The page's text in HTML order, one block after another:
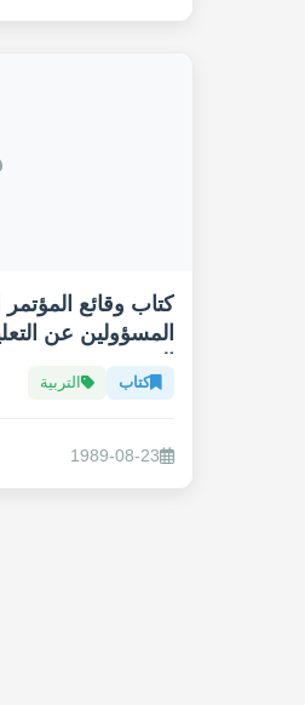
المسؤولين عن
العرب
كتاب التربية
1989-08-23